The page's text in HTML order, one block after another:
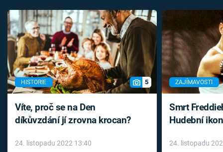
HISTORIE 5
Víte, proč se na Den
díkůvzdání jí zrovna krocan?
24. listopadu 2022 13:40
ZAJÍMAVOSTI
Smrt
Hudební
léky
24. listopadu